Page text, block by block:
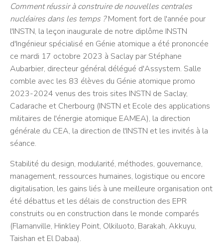
Comment réussir à construire de nouvelles centrales
nucléaires dans les temps ?Moment fort de l'année pour
l'INSTN, la leçon inaugurale de notre diplôme INSTN
d'Ingénieur spécialisé en Génie atomique a été prononcée
ce mardi 17 octobre 2023 à Saclay par Stéphane
Aubarbier, directeur général délégué d'Assystem. Salle
comble avec les 83 élèves du Génie atomique promo
2023-2024 venus des trois sites INSTN de Saclay,
Cadarache et Cherbourg (INSTN et Ecole des applications
militaires de l'énergie atomique EAMEA), la direction
générale du CEA, la direction de l'INSTN et les invités à la
séance.
Stabilité du design, modularité, méthodes, gouvernance,
management, ressources humaines, logistique ou encore
digitalisation, les gains liés à une meilleure organisation ont
été débattus et les délais de construction des EPR
construits ou en construction dans le monde comparés
(Flamanville, Hinkley Point, Olkiluoto, Barakah, Akkuyu,
Taishan et El Dabaa).